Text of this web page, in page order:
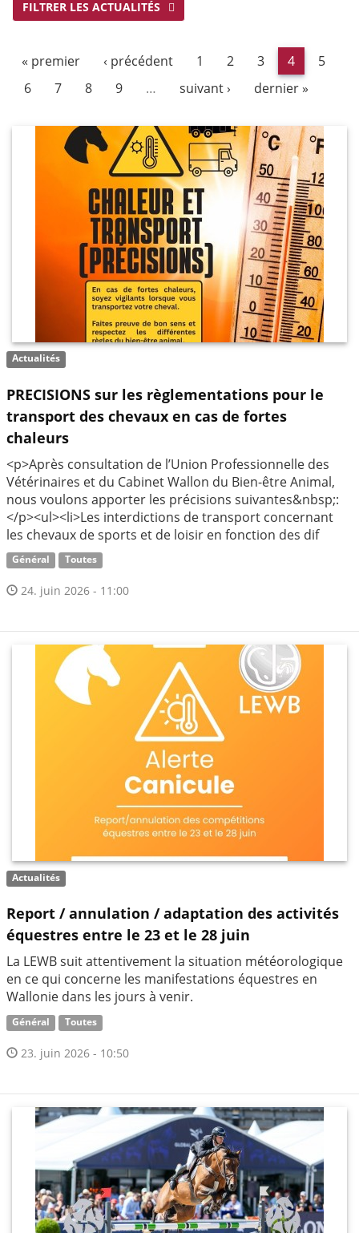
FILTRER LES ACTUALITÉS
« premier ‹ précédent 1 2 3 4
5
6
7 8 9 … suivant › dernier »
Actualités
PRECISIONS sur les règlementations pour le
transport des chevaux en cas de fortes
chaleurs
<p>Après consultation de l’Union Professionnelle des
Vétérinaires et du Cabinet Wallon du Bien-être Animal,
nous voulons apporter les précisions suivantes&nbsp;:
</p><ul><li>Les interdictions de transport concernant
les chevaux de sports et de loisir en fonction des dif
Général Toutes
24. juin 2026 - 11:00
Actualités
Report / annulation / adaptation des activités
équestres entre le 23 et le 28 juin
La LEWB suit attentivement la situation météorologique
en ce qui concerne les manifestations équestres en
Wallonie dans les jours à venir.
Général Toutes
23. juin 2026 - 10:50